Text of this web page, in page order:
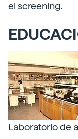
el screening.
Laboratorio de